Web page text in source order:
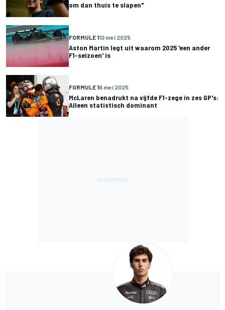
om dan thuis te slapen"
FORMULE 110 mei 2025
Aston Martin legt uit waarom 2025 'een ander
F1-seizoen' is
FORMULE 16 mei 2025
McLaren benadrukt na vijfde F1-zege in zes GP's:
Alleen statistisch dominant